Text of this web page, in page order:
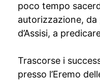
poco tempo
autorizzazione,
d’Assisi, a
Trascorse i
presso l’Eremo